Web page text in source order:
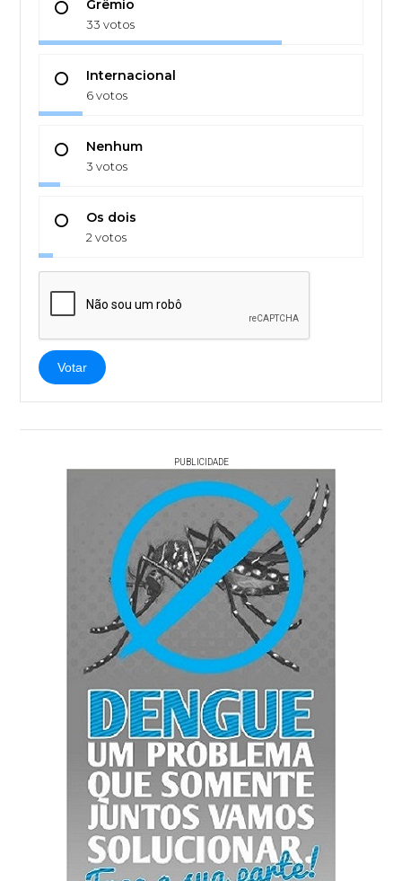
Grêmio
33 votos
Internacional
6 votos
Nenhum
3 votos
Os dois
2 votos
Votar
PUBLICIDADE